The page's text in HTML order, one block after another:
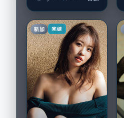
要戏份。故事围绕当
代都市中的抉择与...
新加 完结